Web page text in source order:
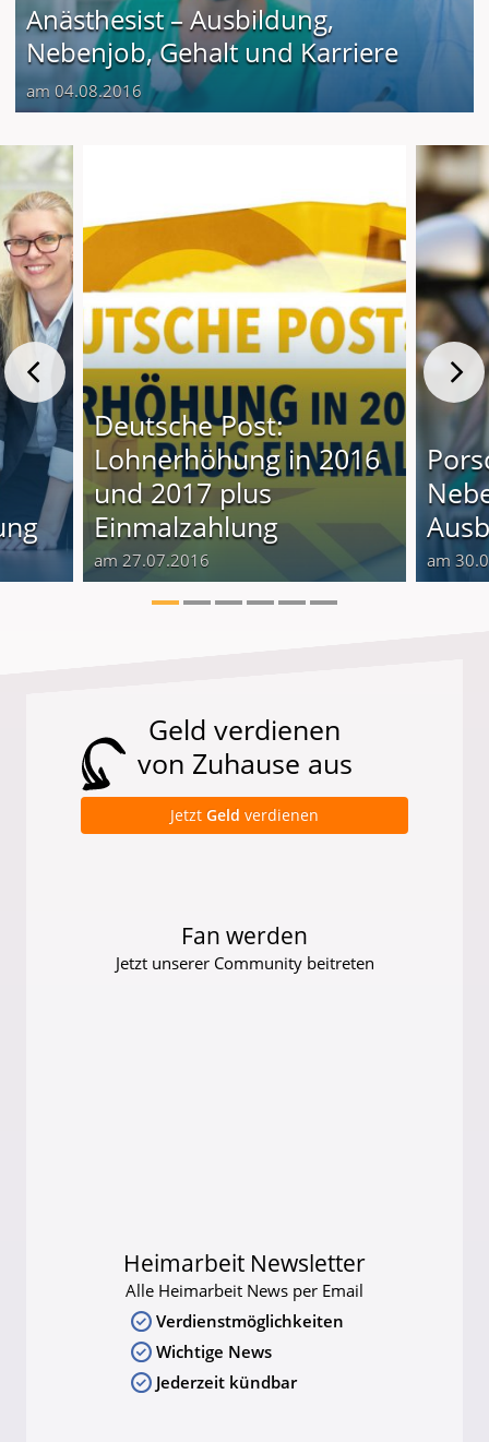
Anästhesist – Ausbildung,
Nebenjob, Gehalt und Karriere
am 04.08.2016
Deutsche Post:
Lohnerhöhung in 2016
und 2017 plus
Einmalzahlung
am 27.07.2016 am
Geld verdienen
von Zuhause aus
Jetzt Geld verdienen
Fan werden
Jetzt unserer Community beitreten
Heimarbeit Newsletter
Alle Heimarbeit News per Email
Verdienstmöglichkeiten
Wichtige News
Jederzeit kündbar